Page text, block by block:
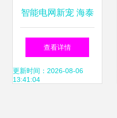
智能电网新宠 海泰
林hdp600分布式直
流操作电源再添力
查看详情
更新时间：2026-08-06
13:41:04